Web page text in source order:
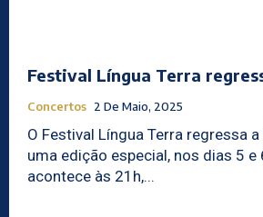
Festival Língua Terra
Concertos 2 De Maio, 2025
O Festival Língua Terra regressa
uma edição especial, nos dias 5 e
acontece às 21h,...